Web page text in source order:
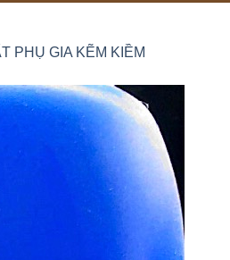
PHỤ GIA KẼM KIỀM